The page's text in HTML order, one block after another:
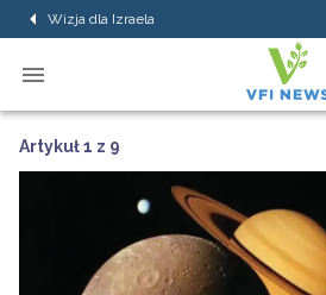
Wizja dla Izraela
Artykuł 1 z 9